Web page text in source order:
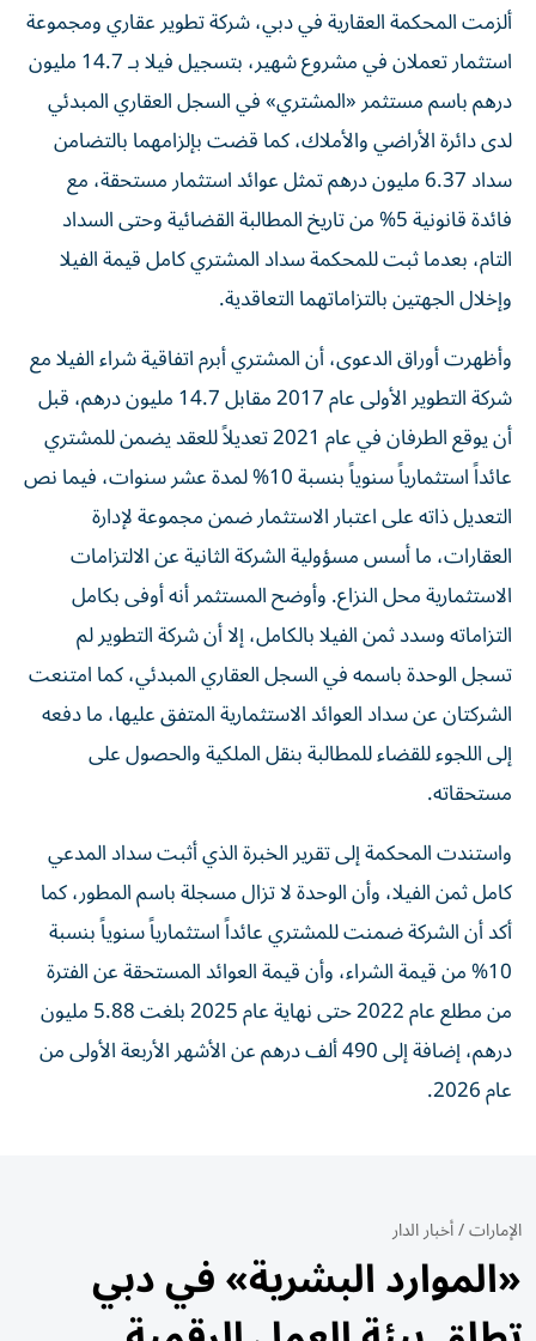
ألزمت المحكمة العقارية في دبي، شركة تطوير عقاري ومجموعة
استثمار تعملان في مشروع شهير، بتسجيل فيلا بـ 14.7 مليون
درهم باسم مستثمر «المشتري» في السجل العقاري المبدئي
لدى دائرة الأراضي والأملاك، كما قضت بإلزامهما بالتضامن
سداد 6.37 مليون درهم تمثل عوائد استثمار مستحقة، مع
فائدة قانونية 5% من تاريخ المطالبة القضائية وحتى السداد
التام، بعدما ثبت للمحكمة سداد المشتري كامل قيمة الفيلا
وإخلال الجهتين بالتزاماتهما التعاقدية.
وأظهرت أوراق الدعوى، أن المشتري أبرم اتفاقية شراء الفيلا مع
شركة التطوير الأولى عام 2017 مقابل 14.7 مليون درهم، قبل
أن يوقع الطرفان في عام 2021 تعديلاً للعقد يضمن للمشتري
عائداً استثمارياً سنوياً بنسبة 10% لمدة عشر سنوات، فيما نص
التعديل ذاته على اعتبار الاستثمار ضمن مجموعة لإدارة
العقارات، ما أسس مسؤولية الشركة الثانية عن الالتزامات
الاستثمارية محل النزاع. وأوضح المستثمر أنه أوفى بكامل
التزاماته وسدد ثمن الفيلا بالكامل، إلا أن شركة التطوير لم
تسجل الوحدة باسمه في السجل العقاري المبدئي، كما امتنعت
الشركتان عن سداد العوائد الاستثمارية المتفق عليها، ما دفعه
إلى اللجوء للقضاء للمطالبة بنقل الملكية والحصول على
مستحقاته.
واستندت المحكمة إلى تقرير الخبرة الذي أثبت سداد المدعي
كامل ثمن الفيلا، وأن الوحدة لا تزال مسجلة باسم المطور، كما
أكد أن الشركة ضمنت للمشتري عائداً استثمارياً سنوياً بنسبة
10% من قيمة الشراء، وأن قيمة العوائد المستحقة عن الفترة
من مطلع عام 2022 حتى نهاية عام 2025 بلغت 5.88 مليون
درهم، إضافة إلى 490 ألف درهم عن الأشهر الأربعة الأولى من
عام 2026.
الإمارات/أخبار الدار
«الموارد البشرية» في دبي